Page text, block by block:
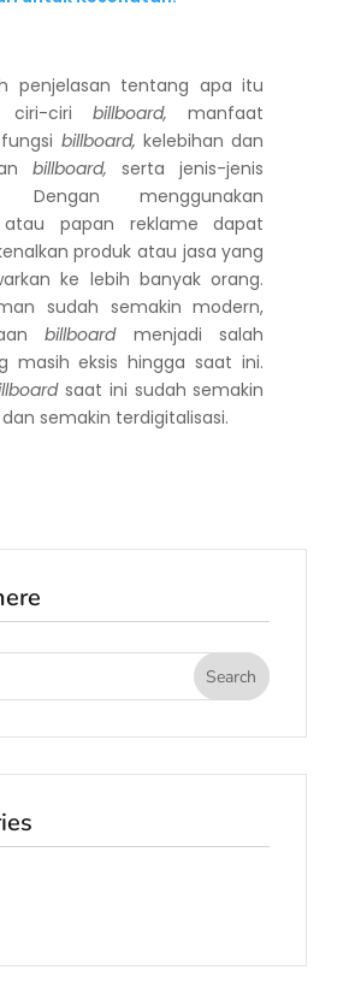
penjelasan tentang apa itu
ciri-ciribillboard, manfaat
fungsi billboard, kelebihan dan
billboard, serta jenis-jenis
Dengan menggunakan
papan reklame dapat
produk atau jasa yang
ke lebih banyak orang.
sudah semakin modern,
billboardmenjadi salah
masih eksis hingga saat ini.
saat ini sudah semakin
semakin terdigitalisasi.